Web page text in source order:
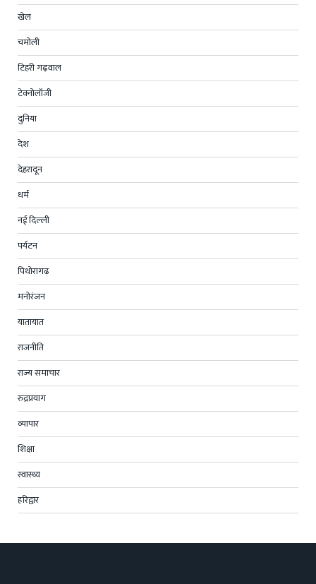
खेल
चमोली
टिहरी गढ़वाल
टेक्नोलॉजी
दुनिया
देश
देहरादून
धर्म
नई दिल्ली
पर्यटन
पिथोरागढ़
मनोरंजन
यातायात
राजनीति
राज्य समाचार
रुद्रप्रयाग
व्यापार
शिक्षा
स्वास्थ्य
हरिद्वार